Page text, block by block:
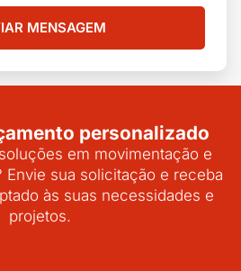
MENSAGEM
personalizado
em movimentação e
Envie sua solicitação e receba
às suas necessidades e
projetos.